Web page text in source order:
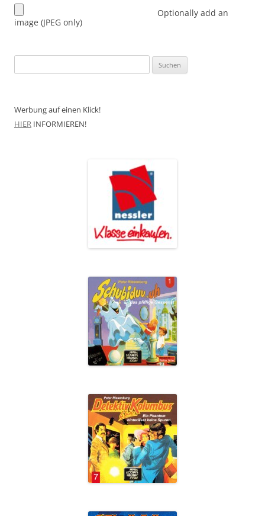
Optionally add an
image (JPEG only)
nach:
Werbung auf einen Klick!
HIER INFORMIEREN!